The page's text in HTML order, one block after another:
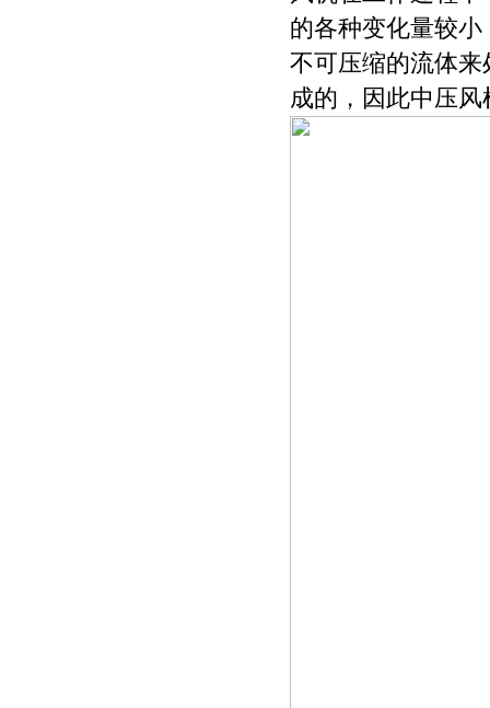
的各种变化量较
不可压缩的流体
成的，因此中压